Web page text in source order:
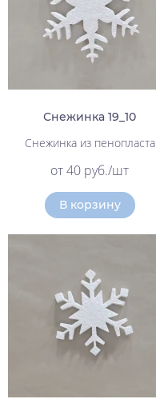
Снежинка 19_10
Снежинка из пенопласта
от 40 руб./шт
В корзину